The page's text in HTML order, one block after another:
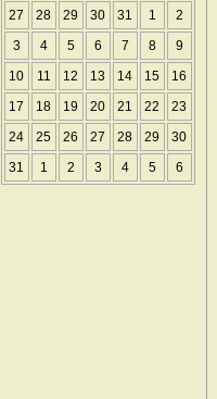
27 28 29 30 31 1 2
3 4 5 6 7 8 9
10 11 12 13 14 15 16
17 18 19 20 21 22 23
24 25 26 27 28 29 30
31 1 2 3 4 5 6